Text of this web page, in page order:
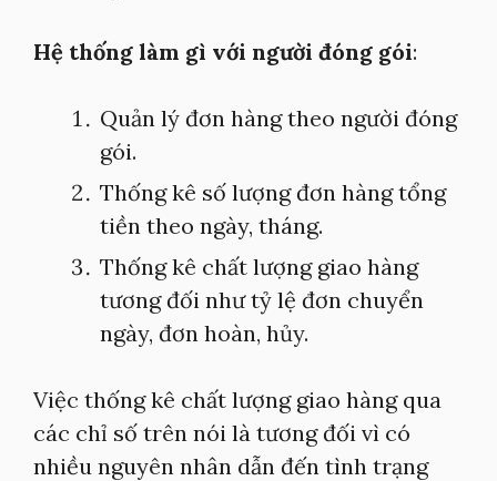
Hệ thống làm gì với người đóng gói:
Quản lý đơn hàng theo người đóng
gói.
Thống kê số lượng đơn hàng tổng
tiền theo ngày, tháng.
Thống kê chất lượng giao hàng
tương đối như tỷ lệ đơn chuyển
ngày, đơn hoàn, hủy.
Việc thống kê chất lượng giao hàng qua
các chỉ số trên nói là tương đối vì có
nhiều nguyên nhân dẫn đến tình trạng